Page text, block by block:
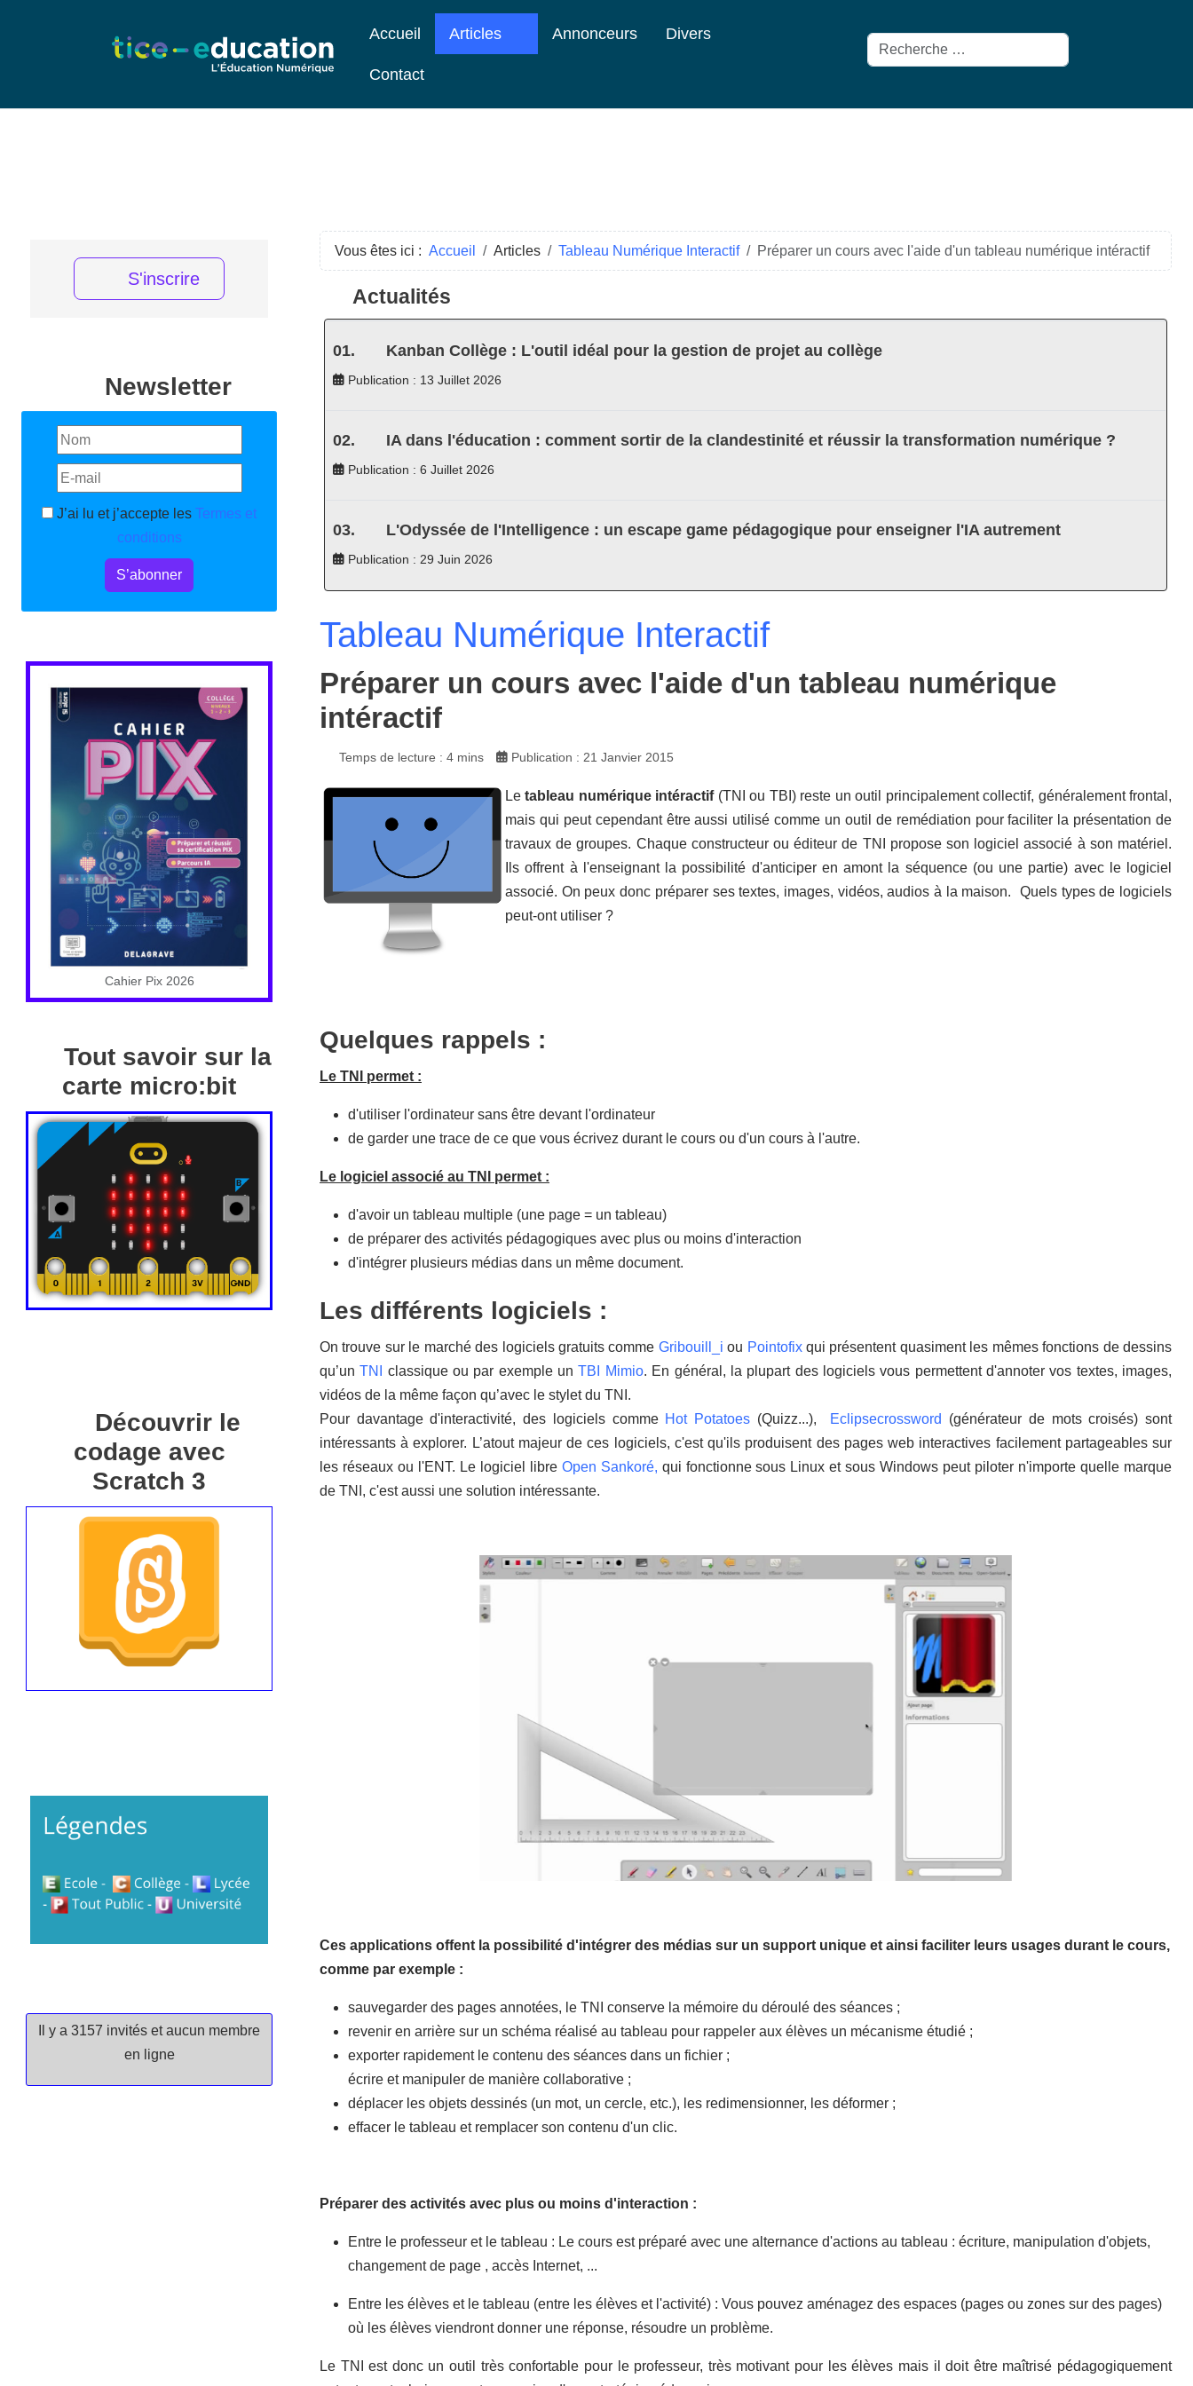
Accueil Articles Annonceurs Divers
Contact
Rechercher
S'inscrire
Newsletter
J’ai lu et j’accepte les Termes et
conditions
S’abonner
Cahier Pix 2026
Tout savoir sur la
carte micro:bit
Découvrir le
codage avec
Scratch 3
Il y a 3157 invités et aucun membre
en ligne
Vous êtes ici : Accueil Articles Tableau Numérique Interactif Préparer un cours avec l'aide d'un tableau numérique intéractif
Actualités
Kanban Collège : L'outil idéal pour la gestion de projet au collège
Publication : 13 Juillet 2026
IA dans l'éducation : comment sortir de la clandestinité et réussir la transformation numérique ?
Publication : 6 Juillet 2026
L'Odyssée de l'Intelligence : un escape game pédagogique pour enseigner l'IA autrement
Publication : 29 Juin 2026
Tableau Numérique Interactif
Préparer un cours avec l'aide d'un tableau numérique
intéractif
Temps de lecture : 4 mins Publication : 21 Janvier 2015
Letableau numérique intéractif(TNI ou TBI) reste un outil principalement collectif, généralement frontal,
mais qui peut cependant être aussi utilisé comme un outil de remédiation pour faciliter la présentation de
travaux de groupes. Chaque constructeur ou éditeur de TNI propose son logiciel associé à son matériel.
Ils offrent à l'enseignant la possibilité d'anticiperen amont la séquence (ou une partie) avec le logiciel
associé. On peux donc préparer ses textes, images, vidéos, audios à la maison. Quels types de logiciels
peut-ont utiliser ?
Quelques rappels :
Le TNI permet :
d'utiliser l'ordinateur sans être devant l'ordinateur
de garder une trace de ce que vous écrivez durant le cours ou d'un cours à l'autre.
Le logiciel associé au TNI permet :
d'avoir un tableau multiple (une page = un tableau)
de préparer des activités pédagogiques avec plus ou moins d'interaction
d'intégrer plusieurs médias dans un même document.
Les différents logiciels :
On trouve sur le marché des logiciels gratuits comme Gribouill_iou Pointofixqui présentent quasiment les mêmes fonctions de dessins
qu’unTNI classique ou par exemple unTBI Mimio. En général, la plupart des logiciels vous permettent d'annoter vos textes, images,
vidéos de la même façon qu’avec le stylet du TNI.
Pour davantage d'interactivité, des logiciels comme Hot Potatoes (Quizz...), Eclipsecrossword (générateur de mots croisés) sont
intéressants à explorer. L’atout majeur de ces logiciels, c'est qu'ils produisent des pages web interactives facilement partageables sur
les réseaux ou l'ENT. Le logiciel libre Open Sankoré, qui fonctionne sous Linux et sous Windows peut piloter n'importe quelle marque
de TNI, c'est aussi une solution intéressante.
Ces applications offent la possibilité d'intégrer des médias sur un support unique et ainsi faciliter leurs usages durant le cours,
comme par exemple :
sauvegarder des pages annotées, le TNI conserve la mémoire du déroulé des séances ;
revenir en arrière sur un schéma réalisé au tableau pour rappeler aux élèves un mécanisme étudié ;
exporter rapidement le contenu des séances dans un fichier ;
écrire et manipuler de manière collaborative ;
déplacer les objets dessinés (un mot, un cercle, etc.), les redimensionner, les déformer ;
effacer le tableau et remplacer son contenu d'un clic.
Préparer des activités avec plus ou moins d'interaction :
Entre le professeur et le tableau : Le cours est préparé avec une alternance d'actions au tableau : écriture, manipulation d'objets,
changement de page , accès Internet, ...
Entre les élèves et le tableau (entre les élèves et l'activité) : Vous pouvez aménagez des espaces (pages ou zones sur des pages)
où les élèves viendront donner une réponse, résoudre un problème.
Le TNI est donc un outil très confortable pour le professeur, très motivant pour les élèves mais il doit être maîtrisé pédagogiquement